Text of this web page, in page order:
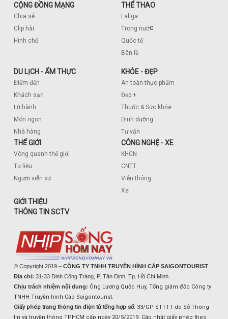
CỘNG ĐỒNG MẠNG
Chia sẻ
Clip hài
Hình chế
THỂ THAO
Laliga
Trong nước
Quốc tế
Bên lề
DU LỊCH - ẨM THỰC
Điểm đến
Khách sạn
Lữ hành
Món ngon
Nhà hàng
KHỎE - ĐẸP
An toàn thực phẩm
Đẹp +
Thuốc & Sức khỏe
Dinh dưỡng
Tư vấn
THẾ GIỚI
Vòng quanh thế giới
Tư liệu
Người viễn xứ
CÔNG NGHỆ - XE
KHCN
CNTT
Viễn thông
Xe
GIỚI THIỆU
THÔNG TIN SCTV
© Copyright 2019 – CÔNG TY TNHH TRUYỀN HÌNH CÁP SAIGONTOURIST
Địa chỉ: 31-33 Đinh Công Tráng, P. Tân Định, Tp. Hồ Chí Minh.
Chịu trách nhiệm nội dung: Ông Lương Quốc Huy, Tổng giám đốc Công ty
TNHH Truyền hình Cáp Saigontourist.
Giấy phép trang thông tin điện tử tổng hợp số: 33/GP-STTTT do Sở Thông
tin và truyền thông TPHCM cấp ngày 20/5/2019. Cập nhật giấy phép theo